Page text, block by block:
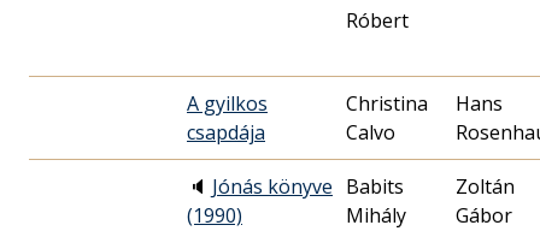
Róbert
A gyilkos
csapdája
Christina
Calvo
Hans
🔈 Jónás könyve
(1990)
Babits
Mihály
Zoltán
Gábor